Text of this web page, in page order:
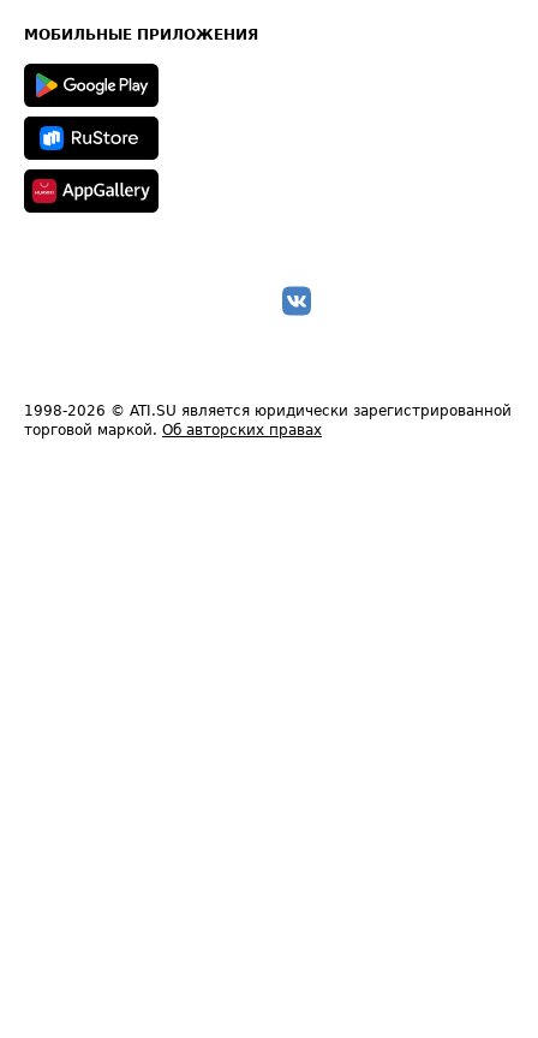
Техническая информация
МОБИЛЬНЫЕ ПРИЛОЖЕНИЯ
1998-2026 © ATI.SU является юридически зарегистрированной
торговой маркой. Об авторских правах